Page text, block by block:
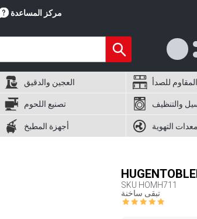
مركز المساعدة
العجين والدقيق
تصنيع اللحوم والتنظيف
أجهزة المطبخ معدات التهوية
SKU HOMH711
تبقى ساخنة